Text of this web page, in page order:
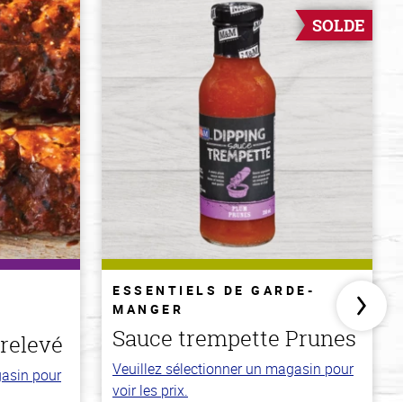
pour
SOLDE
ESSENTIELS DE GARDE-
MANGER
Sauce trempette Prunes
Veuillez sélectionner un magasin pour
voir les prix.